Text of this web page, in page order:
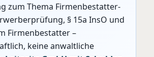
zum Thema Firmenbestatter-
§ 15a InsO und
Firmenbestatter –
keine anwaltliche